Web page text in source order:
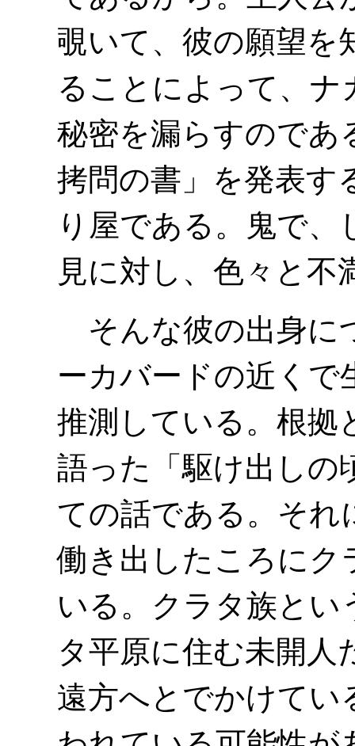
覗いて、彼の願望を
ることによって、
秘密を漏らすのであ
拷問の書」を発表す
り屋である。鬼で
見に対し、色々と
そんな彼の出身に
ーカバードの近くで
推測している。根拠
語った「駆け出しの
ての話である。それ
働き出したころにク
いる。クラタ族と
タ平原に住む未開人
遠方へとでかけてい